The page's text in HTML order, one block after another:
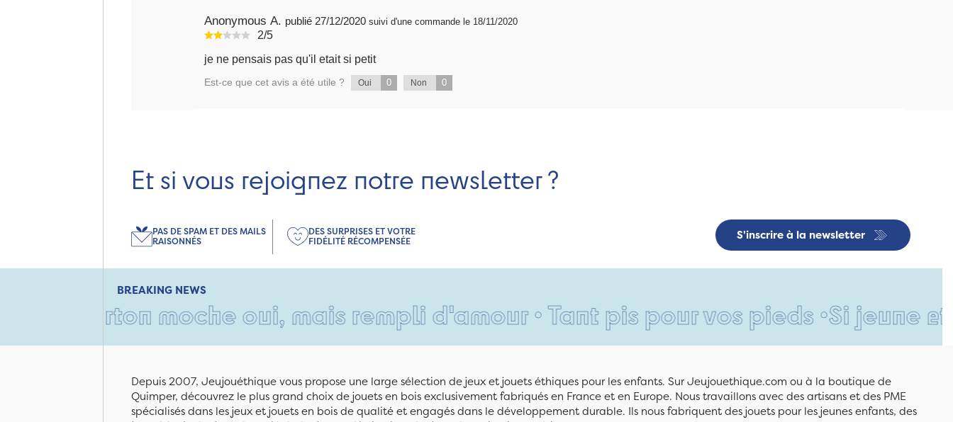
Anonymous A. publié 27/12/2020suivi d'une commande le 18/11/2020
2/5
je ne pensais pas qu'il etait si petit
Est-ce que cet avis a été utile ? Oui 0 Non 0
Et si vous rejoignez notre newsletter ?
S'inscrire à la newsletter
PAS DE SPAM ET DES MAILS
RAISONNÉS
DES SURPRISES ET VOTRE
FIDÉLITÉ RÉCOMPENSÉE
BREAKING NEWS
moche oui, mais rempli d'amour • Tant pis pour vos pieds •Si jeune et déjà
Depuis 2007, Jeujouéthique vous propose une large sélection de jeux et jouets éthiques pour les enfants. Sur Jeujouethique.com ou à la boutique de
Quimper, découvrez le plus grand choix de jouets en bois exclusivement fabriqués en France et en Europe. Nous travaillons avec des artisans et des PME
spécialisés dans les jeux et jouets en bois de qualité et engagés dans le développement durable. Ils nous fabriquent des jouets pour les jeunes enfants, des